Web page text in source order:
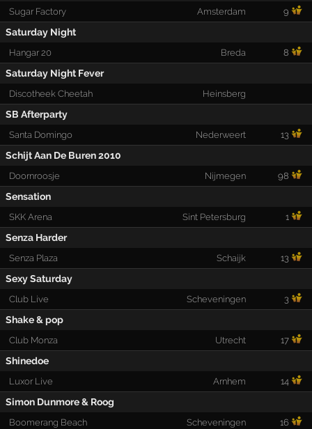
Sugar Factory Amsterdam 9
Saturday Night
Hangar 20 Breda 8
Saturday Night Fever
Discotheek Cheetah Heinsberg
SB Afterparty
Santa Domingo Nederweert 13
Schijt Aan De Buren 2010
Doornroosje Nijmegen 98
Sensation
SKK Arena Sint Petersburg 1
Senza Harder
Senza Plaza Schaijk 13
Sexy Saturday
Club Live Scheveningen 3
Shake & pop
Club Monza Utrecht 17
Shinedoe
Luxor Live Arnhem 14
Simon Dunmore & Roog
Boomerang Beach Scheveningen 16